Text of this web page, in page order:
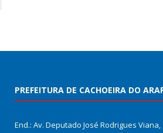
PREFEITURA DE CACHOEIRA DO
End.: Av. Deputado José Rodrigues Viana,